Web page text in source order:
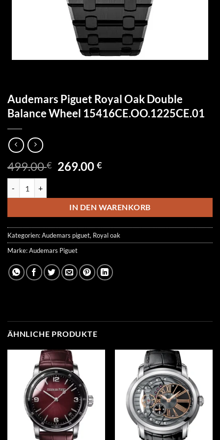
Audemars Piguet Royal Oak Double
Balance Wheel 15416CE.OO.1225CE.01
499.00€ Ursprünglicher
499.00 €
269.00€Aktueller
269.00 €.
IN DEN WARENKORB
Kategorien:Audemars piguet, Royal oak
Marke:Audemars Piguet
ÄHNLICHE PRODUKTE